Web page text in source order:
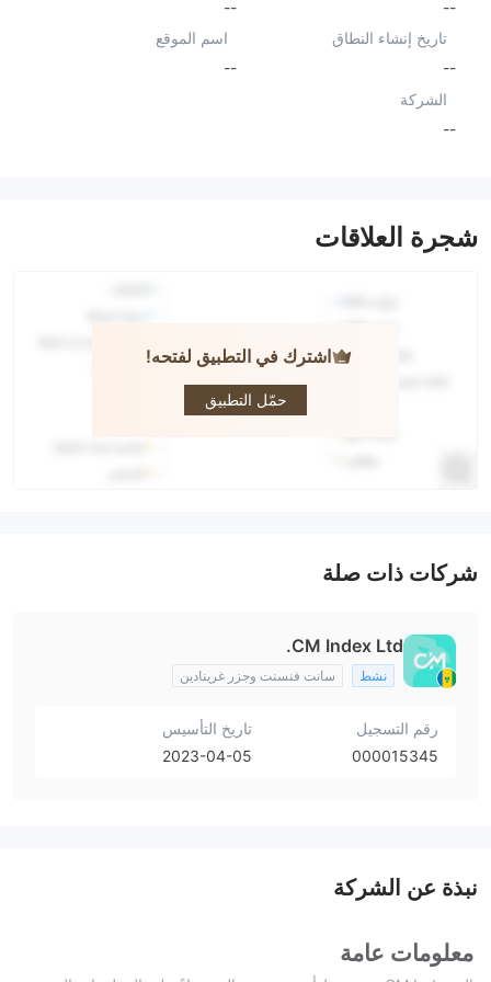
--
--
تاريخ إنشاء النطاق
--
اسم الموقع
--
الشركة
--
شجرة العلاقات
اشترك في التطبيق لفتحه!
حمّل التطبيق
شركات ذات صلة
CM Index Ltd.
نشط سانت فنسنت وجزر غرينادين
رقم التسجيل
000015345
تاريخ التأسيس
2023-04-05
نبذة عن الشركة
معلومات عامة